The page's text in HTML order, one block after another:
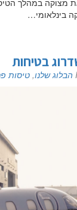
בטיחות
הבלוג שלנו,טיסות